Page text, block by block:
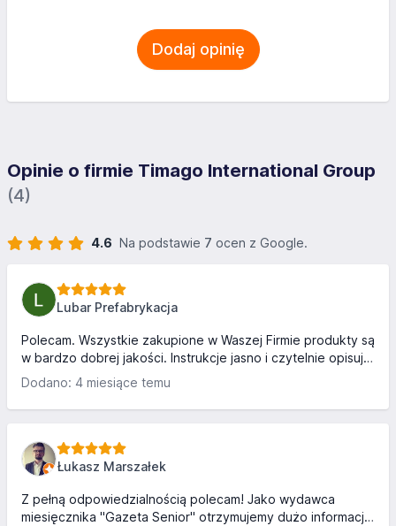
Dodaj opinię
Opinie o firmie Timago International Group
(4)
4.6 Na podstawie 7 ocen z Google.
Lubar Prefabrykacja
Polecam. Wszystkie zakupione w Waszej Firmie produkty są
w bardzo dobrej jakości. Instrukcje jasno i czytelnie opisują
zasadę działania zakupionego sprzętu. Firma godna
Dodano: 4 miesiące temu
Łukasz Marszałek
Z pełną odpowiedzialnością polecam! Jako wydawca
miesięcznika "Gazeta Senior" otrzymujemy dużo informacji